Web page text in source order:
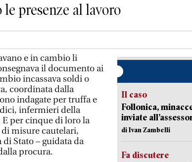
presenze al lavoro
e in cambio li
il documento ai
incassava soldi o
coordinata dalla
indagate per truffa e
infermieri della
per cinque di loro la
di misure cautelari,
Stato – guidata da
procura.
Il caso
Follonica,
inviate
di Ivan Zambelli
Fa discutere